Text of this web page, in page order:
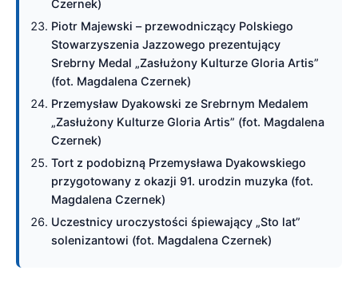
Czernek)
Piotr Majewski – przewodniczący Polskiego
Stowarzyszenia Jazzowego prezentujący
Srebrny Medal „Zasłużony Kulturze Gloria Artis”
(fot. Magdalena Czernek)
Przemysław Dyakowski ze Srebrnym Medalem
„Zasłużony Kulturze Gloria Artis” (fot. Magdalena
Czernek)
Tort z podobizną Przemysława Dyakowskiego
przygotowany z okazji 91. urodzin muzyka (fot.
Magdalena Czernek)
Uczestnicy uroczystości śpiewający „Sto lat”
solenizantowi (fot. Magdalena Czernek)